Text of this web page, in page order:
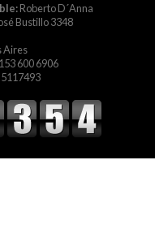
Roberto D´Anna
Bustillo 3348
Aires
153 600 6906
5117493